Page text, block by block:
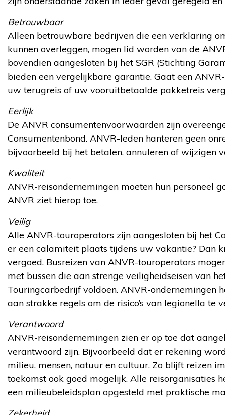
Betrouwbaar
Alleen betrouwbare bedrijven die een verklaring
kunnen overleggen, mogen lid worden van de
bovendien aangesloten bij het SGR (Stichting
bieden een vergelijkbare garantie. Gaat een
uw terugreis of uw vooruitbetaalde pakketreis
Eerlijk
De ANVR consumentenvoorwaarden zijn
Consumentenbond. ANVR-leden hanteren geen
bijvoorbeeld bij het betalen, annuleren of wijzigen
Kwaliteit
ANVR-reisondernemingen moeten hun personeel
ANVR ziet hierop toe.
Veilig
Alle ANVR-touroperators zijn aangesloten bij het
er een calamiteit plaats tijdens uw vakantie? Dan
vergoed. Busreizen van ANVR-touroperators
met bussen die aan strenge veiligheidseisen van
Touringcarbedrijf voldoen. ANVR-ondernemingen
aan strakke regels om de risico’s van legionella te
Verantwoord
ANVR-reisondernemingen zien er op toe dat
verantwoord zijn. Bijvoorbeeld dat er rekening
milieu, mensen, natuur en cultuur. Zo blijft reizen
toekomst ook goed mogelijk. Alle reisorganisaties
een milieubeleidsplan opgesteld met praktische